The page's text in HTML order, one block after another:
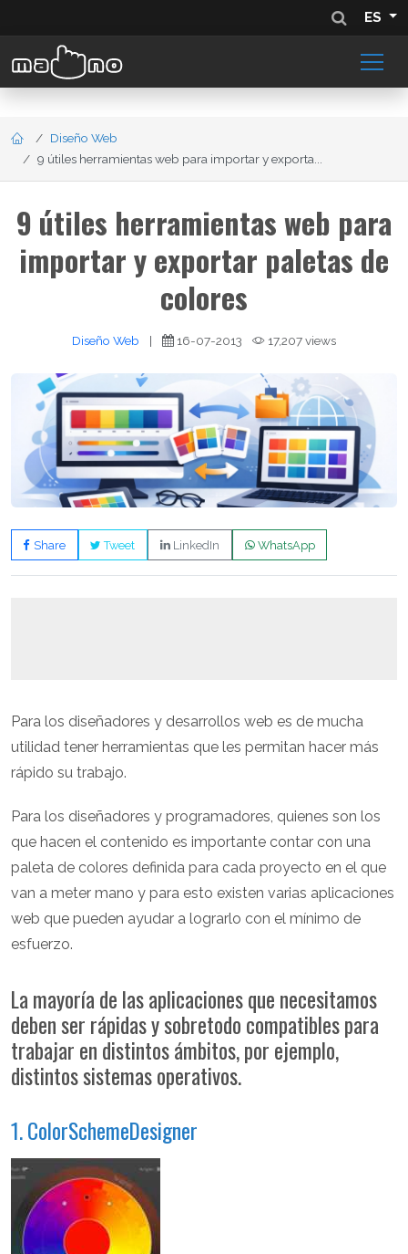
ES
Diseño Web
9 útiles herramientas web para importar y exporta...
9 útiles herramientas web para
importar y exportar paletas de
colores
Diseño Web | 16-07-2013 17,207 views
Share Tweet LinkedIn WhatsApp
Para los diseñadores y desarrollos web es de mucha
utilidad tener herramientas que les permitan hacer más
rápido su trabajo.
Para los diseñadores y programadores, quienes son los
que hacen el contenido es importante contar con una
paleta de colores definida para cada proyecto en el que
van a meter mano y para esto existen varias aplicaciones
web que pueden ayudar a lograrlo con el mínimo de
esfuerzo.
La mayoría de las aplicaciones que necesitamos
deben ser rápidas y sobretodo compatibles para
trabajar en distintos ámbitos, por ejemplo,
distintos sistemas operativos.
1. ColorSchemeDesigner